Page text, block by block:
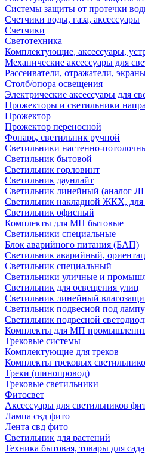
Системы защиты от протечки
Счетчики воды, газа, аксессуары
Счетчики
Светотехника
Комплектующие, аксессуары,
Механические аксессуары для
Рассеиватели, отражатели,
Столб/опора освещения
Электрические аксессуары для
Прожекторы и светильники
Прожектор
Прожектор переносной
Фонарь, светильник ручной
Светильники настенно-
Светильник бытовой
Светильник горловинт
Светильник даунлайт
Светильник линейный (аналог
Светильник накладной ЖКХ, для
Светильник офисный
Комплекты для МП бытовые
Светильники специальные
Блок аварийного питания (БАП)
Светильник аварийный,
Светильник специальный
Светильники уличные и
Светильник для освещения улиц
Светильник линейный
Светильник подвесной под лампу
Светильник подвесной
Комплекты для МП
Трековые системы
Комплектующие для треков
Комплекты трековых
Треки (шинопровод)
Трековые светильники
Фитосвет
Аксессуары для светильников
Лампа свд фито
Лента свд фито
Светильник для растений
Техника бытовая, товары для